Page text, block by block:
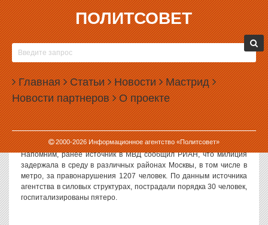
ПОЛИТСОВЕТ
Главная Статьи Новости Мастрид
Новости партнеров О проекте
2000-2026Информационное агентство «Политсовет»
16.12.2010, 09:17
МОСКОВСКАЯ МИЛИЦИЯ ПОДСЧИТЫВАЕТ
ИЗЪЯТЫЕ НАКАНУНЕ ТРОФЕИ
Сотрудники милиции задержали в среду в Москве более 1,3
тысячи человек, изъяли 16 травматических пистолетов, более
200 ножей, молотки и бейсбольные биты, сообщил РИА
«Новости» источник в правоохранительных органах столицы.
Напомним, ранее источник в МВД сообщил РИАН, что милиция
задержала в среду в различных районах Москвы, в том числе в
метро, за правонарушения 1207 человек. По данным источника
агентства в силовых структурах, пострадали порядка 30 человек,
госпитализированы пятеро.